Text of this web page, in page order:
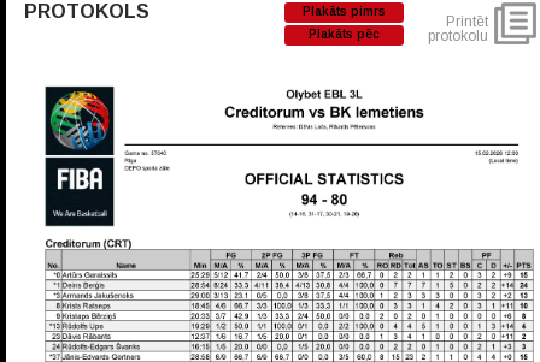
PROTOKOLS
Plakāts pimrs
Plakāts pēc
Printēt
protokolu